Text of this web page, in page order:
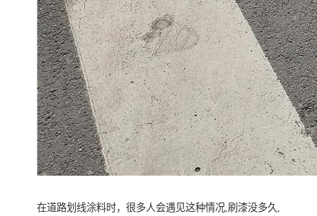
在道路划线涂料时，很多人会遇见这种情况,刷漆没多久,